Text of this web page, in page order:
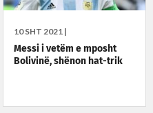
10 SHT 2021 |
Messi i vetëm e mposht
Bolivinë, shënon hat-trik